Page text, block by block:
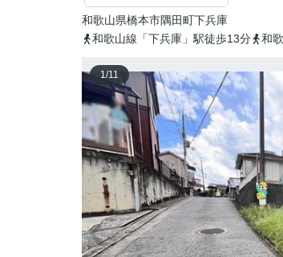
和歌山県橋本市隅田町下兵庫
和歌山線「下兵庫」駅徒歩13分
和
1/11